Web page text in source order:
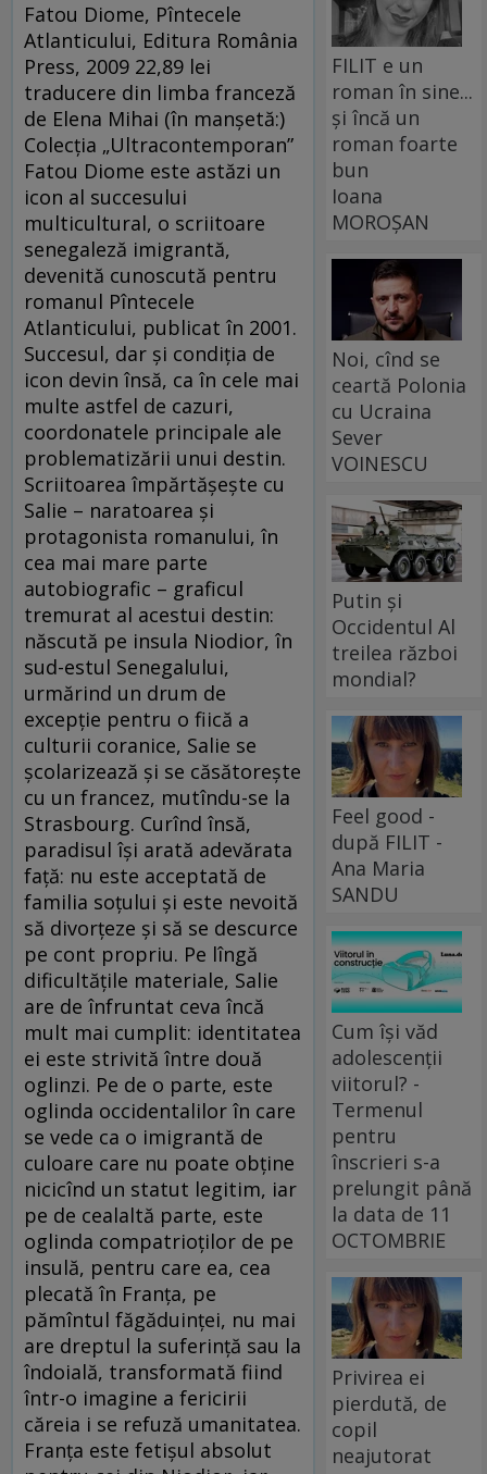
Fatou Diome, Pîntecele
Atlanticului, Editura România
Press, 2009 22,89 lei
traducere din limba franceză
de Elena Mihai (în manşetă:)
Colecţia „Ultracontemporan”
Fatou Diome este astăzi un
icon al succesului
multicultural, o scriitoare
senegaleză imigrantă,
devenită cunoscută pentru
romanul Pîntecele
Atlanticului, publicat în 2001.
Succesul, dar şi condiţia de
icon devin însă, ca în cele mai
multe astfel de cazuri,
coordonatele principale ale
problematizării unui destin.
Scriitoarea împărtăşeşte cu
Salie – naratoarea şi
protagonista romanului, în
cea mai mare parte
autobiografic – graficul
tremurat al acestui destin:
născută pe insula Niodior, în
sud-estul Senegalului,
urmărind un drum de
excepţie pentru o fiică a
culturii coranice, Salie se
şcolarizează şi se căsătoreşte
cu un francez, mutîndu-se la
Strasbourg. Curînd însă,
paradisul îşi arată adevărata
faţă: nu este acceptată de
familia soţului şi este nevoită
să divorţeze şi să se descurce
pe cont propriu. Pe lîngă
dificultăţile materiale, Salie
are de înfruntat ceva încă
mult mai cumplit: identitatea
ei este strivită între două
oglinzi. Pe de o parte, este
oglinda occidentalilor în care
se vede ca o imigrantă de
culoare care nu poate obţine
nicicînd un statut legitim, iar
pe de cealaltă parte, este
oglinda compatrioţilor de pe
insulă, pentru care ea, cea
plecată în Franţa, pe
pămîntul făgăduinţei, nu mai
are dreptul la suferinţă sau la
îndoială, transformată fiind
într-o imagine a fericirii
căreia i se refuză umanitatea.
Franţa este fetişul absolut
FILIT e un
roman în sine...
și încă un
roman foarte
bun
Ioana
MOROȘAN
Noi, cînd se
ceartă Polonia
cu Ucraina
Sever
VOINESCU
Putin și
Occidentul Al
treilea război
mondial?
Feel good -
după FILIT -
Ana Maria
SANDU
Cum își văd
adolescenții
viitorul? -
Termenul
pentru
înscrieri s-a
prelungit până
la data de 11
OCTOMBRIE
Privirea ei
pierdută, de
copil
neajutorat